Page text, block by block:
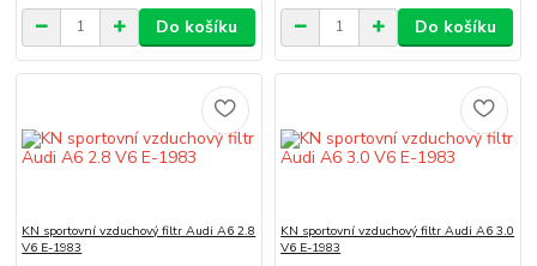
Do košíku Do košíku
KN sportovní vzduchový filtr Audi A6 2.8
V6 E-1983
KN sportovní vzduchový filtr Audi A6 3.0
V6 E-1983